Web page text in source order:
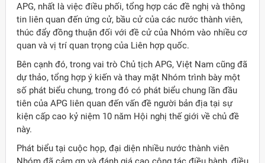
APG, nhất là việc điều phối, tổng hợp các đề nghị và thông
tin liên quan đến ứng cử, bầu cử của các nước thành viên,
thúc đẩy đồng thuận đối với đề cử của Nhóm vào nhiều cơ
quan và vị trí quan trọng của Liên hợp quốc.
Bên cạnh đó, trong vai trò Chủ tịch APG, Việt Nam cũng đã
dự thảo, tổng hợp ý kiến và thay mặt Nhóm trình bày một
số phát biểu chung, trong đó có phát biểu chung lần đầu
tiên của APG liên quan đến vấn đề người bản địa tại sự
kiện cấp cao kỷ niệm 10 năm Hội nghị thế giới về chủ đề
này.
Phát biểu tại cuộc họp, đại diện nhiều nước thành viên